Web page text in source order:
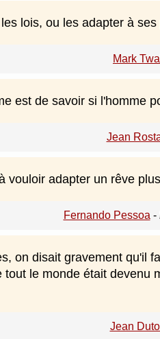
lois, ou les adapter à
Mark
est de savoir si l'homme
Jean
vouloir adapter un rêve
Fernando Pessoa -
on disait gravement qu'il
tout le monde était devenu
Jean